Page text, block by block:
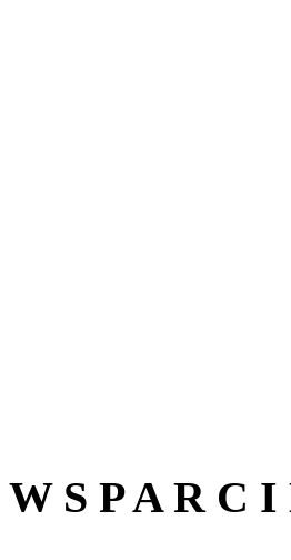
W S P A R C I